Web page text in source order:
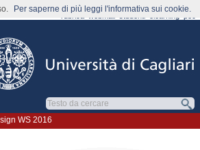
rubrica webmail
WS 2016
Per saperne di più leggi l'informativa sui cookie.